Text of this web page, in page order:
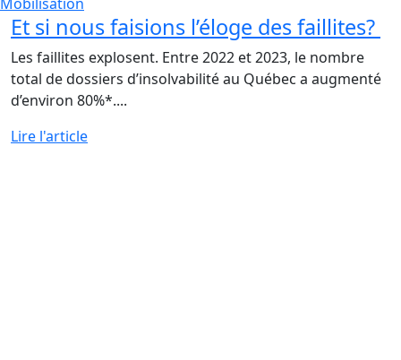
Et si nous faisions l’éloge des faillites?
Les faillites explosent. Entre 2022 et 2023, le nombre
total de dossiers d’insolvabilité au Québec a augmenté
d’environ 80%*....
Lire l'article